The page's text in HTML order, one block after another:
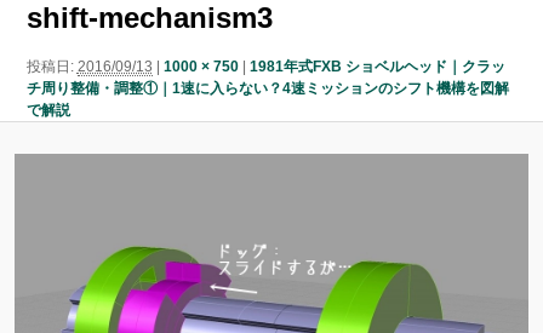
テ
ン
ツ
移
ン
ツ
へ
動
シ
ョ
ン
shift-mechanism3
投稿日: 2016/09/13 1000 × 750| 1981年式FXB ショベルヘッド｜クラッ
チ周り整備・調整①｜1速に入らない？4速ミッションのシフト機構を図解
で解説